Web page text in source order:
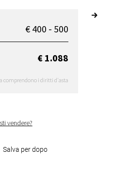
€ 400 - 500
€ 1.088
comprendono i diritti d'asta
vendere?
Salva per dopo